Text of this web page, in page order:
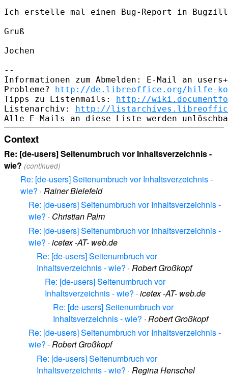
Ich erstelle mal einen Bug-Report in
Gruß
Jochen
--
Informationen zum Abmelden: E-Mail an
Probleme? http://de.libreoffice.org/hilfe-
Tipps zu Listenmails: http://
Listenarchiv: http://
Context
Re: [de-users] Seitenumbruch vor Inhaltsverzeichnis -
wie? (continued)
Re: [de-users] Seitenumbruch vor Inhaltsverzeichnis -
wie? · Rainer Bielefeld
Re: [de-users] Seitenumbruch vor Inhaltsverzeichnis -
wie? · Christian Palm
Re: [de-users] Seitenumbruch vor Inhaltsverzeichnis -
wie? · icetex -AT- web.de
Re: [de-users] Seitenumbruch vor
Inhaltsverzeichnis - wie? · Robert Großkopf
Re: [de-users] Seitenumbruch vor
Inhaltsverzeichnis - wie? · icetex -AT- web.de
Re: [de-users] Seitenumbruch vor
Inhaltsverzeichnis - wie? · Robert Großkopf
Re: [de-users] Seitenumbruch vor Inhaltsverzeichnis -
wie? · Robert Großkopf
Re: [de-users] Seitenumbruch vor
Inhaltsverzeichnis - wie? · Regina Henschel